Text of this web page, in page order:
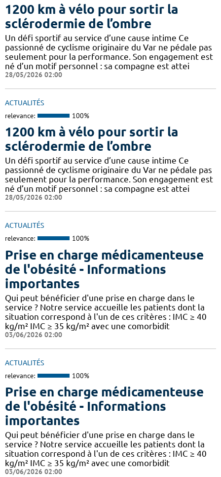
1200 km à vélo pour sortir la
sclérodermie de l’ombre
Un défi sportif au service d’une cause intime Ce
passionné de cyclisme originaire du Var ne pédale pas
seulement pour la performance. Son engagement est
né d’un motif personnel : sa compagne est attei
28/05/2026 02:00
ACTUALITÉS
relevance: 100%
1200 km à vélo pour sortir la
sclérodermie de l’ombre
Un défi sportif au service d’une cause intime Ce
passionné de cyclisme originaire du Var ne pédale pas
seulement pour la performance. Son engagement est
né d’un motif personnel : sa compagne est attei
28/05/2026 02:00
ACTUALITÉS
relevance: 100%
Prise en charge médicamenteuse
de l'obésité - Informations
importantes
Qui peut bénéficier d'une prise en charge dans le
service ? Notre service accueille les patients dont la
situation correspond à l'un de ces critères : IMC ≥ 40
kg/m² IMC ≥ 35 kg/m² avec une comorbidit
03/06/2026 02:00
ACTUALITÉS
relevance: 100%
Prise en charge médicamenteuse
de l'obésité - Informations
importantes
Qui peut bénéficier d'une prise en charge dans le
service ? Notre service accueille les patients dont la
situation correspond à l'un de ces critères : IMC ≥ 40
kg/m² IMC ≥ 35 kg/m² avec une comorbidit
03/06/2026 02:00